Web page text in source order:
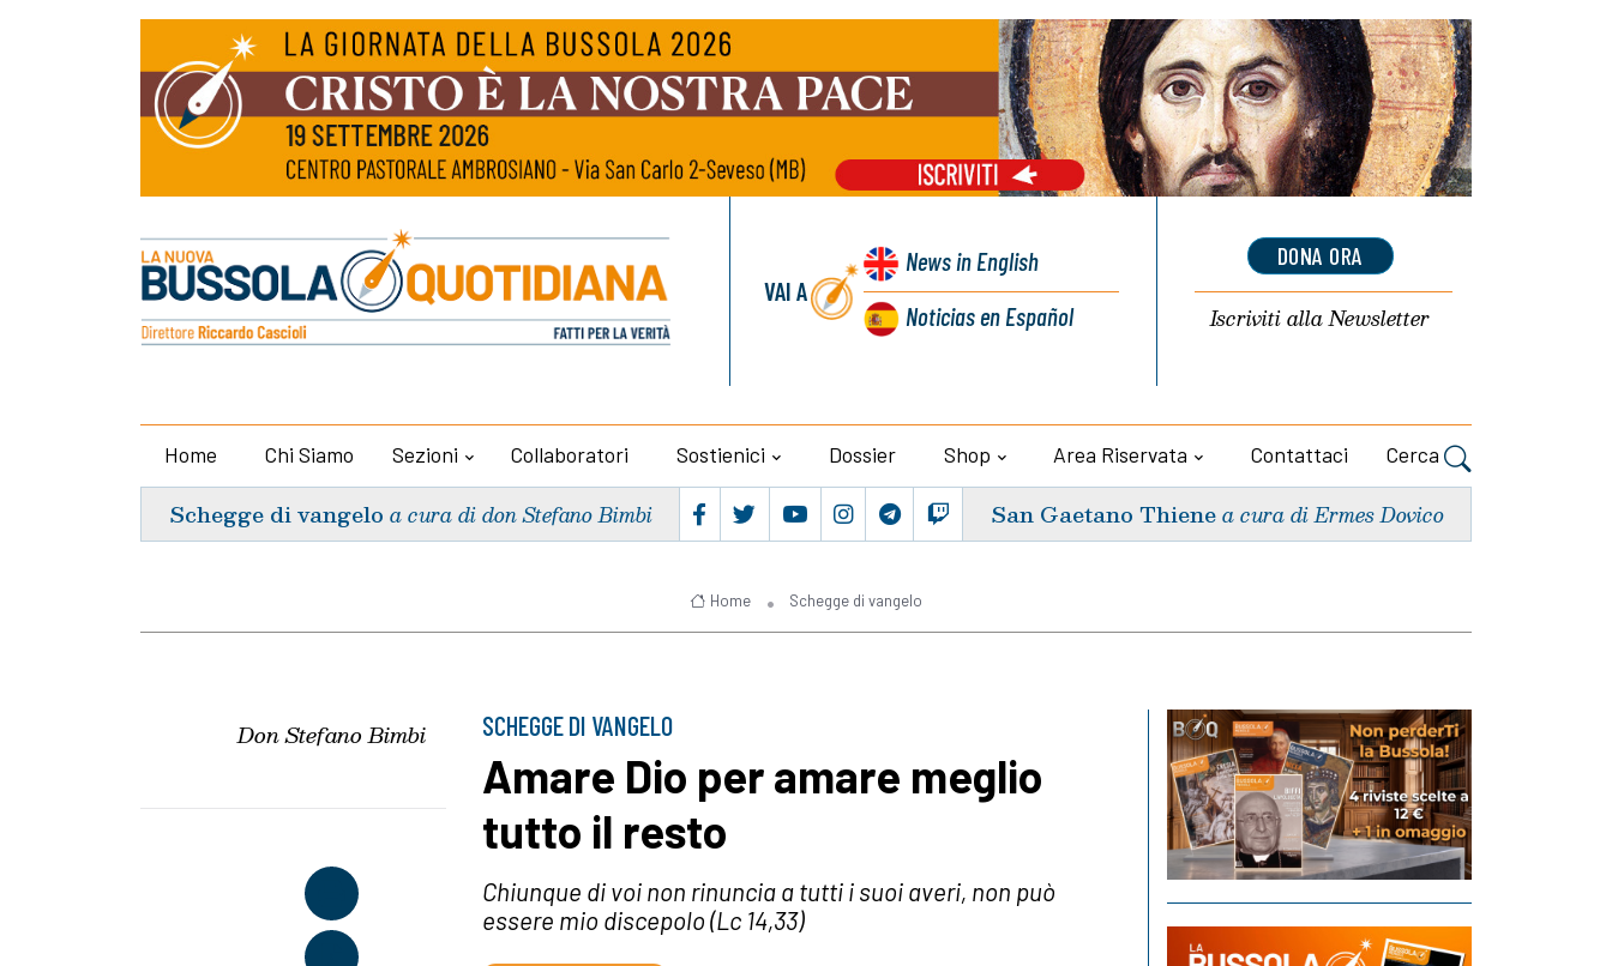
VAI A
Newsin English
Noticiasen Español
DONA ORA
Iscriviti allaNewsletter
Home Chi Siamo Sezioni Collaboratori Sostienici Dossier Shop Area Riservata Contattaci Cerca
Schegge di vangelo a cura di don Stefano Bimbi San Gaetano Thiene a cura di Ermes Dovico
Home Schegge di vangelo
Don Stefano Bimbi SCHEGGE DI VANGELO
Amare Dio per amare meglio
tutto il resto
Chiunque di voi non rinuncia a tutti i suoi averi, non può
essere mio discepolo (Lc 14,33)